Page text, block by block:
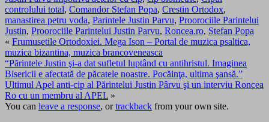
controlului total, Comandor Stefan Popa, Crestin Ortodox,
manastirea petru voda, Parintele Justin Parvu, Proorociile Parintelui
Justin, Proorociile Parintelui Justin Parvu, Roncea.ro, Stefan Popa
« Frumusetile Ortodoxiei. Mega Ison – Portal de muzica psaltica,
muzica bizantina, muzica brancoveneasca
“Părintele Justin şi-a dat sufletul luptând cu antihristul. Imaginea
Bisericii e afectată de păcatele noastre. Pocăinţa, ultima şansă.”
Ultimul Apel anti-cip al Părintelui Justin Pârvu şi un interviu Roncea
Ro cu un membru al APEL »
You can leave a response, ortrackback from your own site.